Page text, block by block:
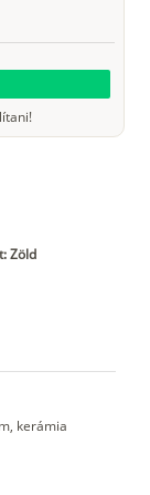
Zöld
kerámia